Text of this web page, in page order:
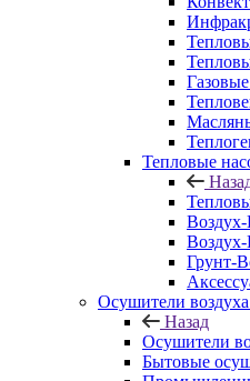
Тепловые
Грунт-
Осушители воздуха
Назад
Осушители
Бытовые